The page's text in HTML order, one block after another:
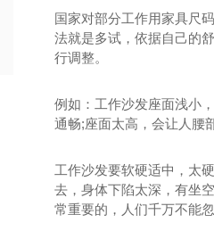
成都茶几定制
国家对部分工作用家具尺
法就是多试，依据自己的
行调整。
例如：工作沙发座面浅小
通畅;座面太高，会让人腰
工作沙发要软硬适中，太
去，身体下陷太深，有坐
常重要的，人们千万不能